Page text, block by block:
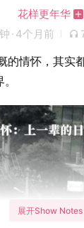
花样更年华
· 4个月前
的情怀，其实
展开Show Notes